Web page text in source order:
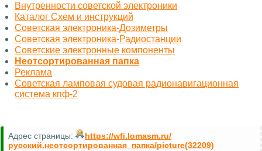
Внутренности советской электроники
Каталог Схем и инструкций
Советская электроника-Дозиметры
Советская электроника-Радиостанции
Советские электронные компоненты
Неотсортированная папка
Реклама
Советская ламповая судовая радионавигационная
система кпф-2
Адрес страницы:
https://wfi.lomasm.ru/
русский.неотсортированная_папка/picture(32209)